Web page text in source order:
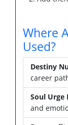
Where
Used?
Destiny
career
Soul Urge
and